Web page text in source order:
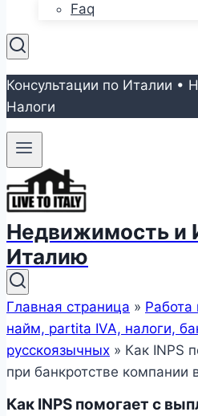
Faq
Консультации по Италии
Налоги
Недвижимость и
Италию
Главная страница » Работа
найм, partita IVA, налоги,
русскоязычных » Как INPS
при банкротстве компании
Как INPS помогает с